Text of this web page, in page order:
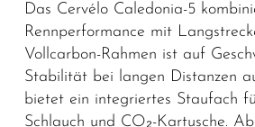
Das Cervélo Caledonia-5
Rennperformance mit
Vollcarbon-Rahmen ist auf
Stabilität bei langen Distanzen
bietet ein integriertes Staufach
Schlauch und CO₂-Kartusche.